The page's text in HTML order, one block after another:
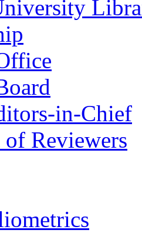
in-Chief
Reviewers